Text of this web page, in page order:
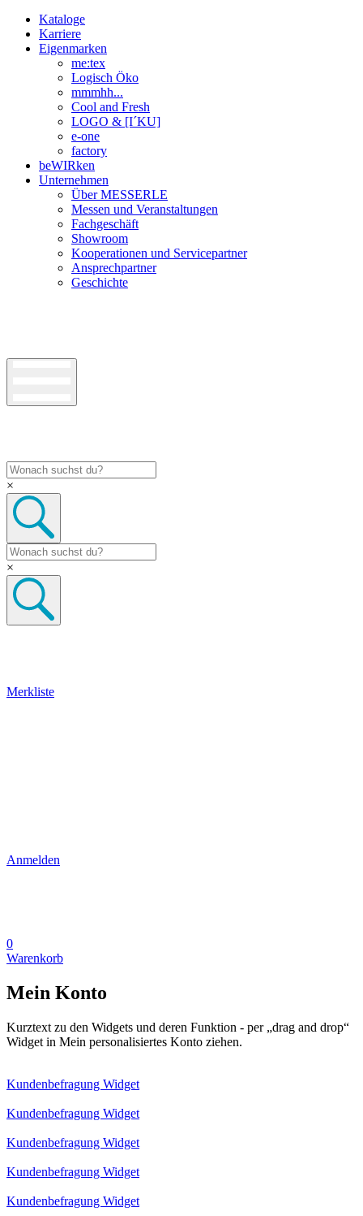
Kataloge
Karriere
Eigenmarken
me:tex
Logisch Öko
mmmhh...
Cool and Fresh
LOGO & [I´KU]
e-one
factory
beWIRken
Unternehmen
Über MESSERLE
Messen und Veranstaltungen
Fachgeschäft
Showroom
Kooperationen und Servicepartner
Ansprechpartner
Geschichte
×
×
Merkliste
Anmelden
0
Warenkorb
Mein Konto
Kurztext zu den Widgets und deren Funktion - per „drag and drop“
Widget in Mein personalisiertes Konto ziehen.
Kundenbefragung Widget
Kundenbefragung Widget
Kundenbefragung Widget
Kundenbefragung Widget
Kundenbefragung Widget